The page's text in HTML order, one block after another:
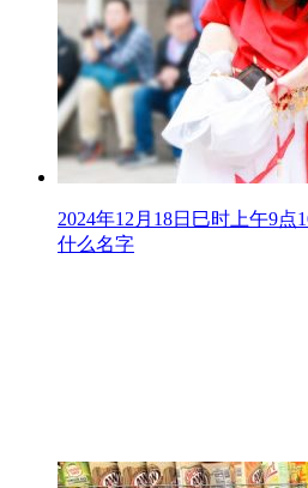
2024年12月18日巳时上午9
什么名字